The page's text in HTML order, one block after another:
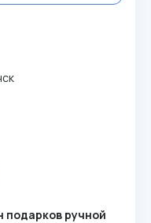
подарков ручной